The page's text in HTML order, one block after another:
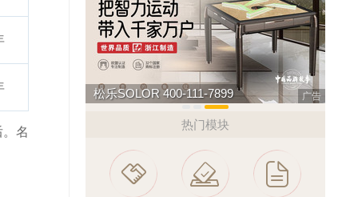
名
巧夺天工 400-189-0909 广告
热门模块